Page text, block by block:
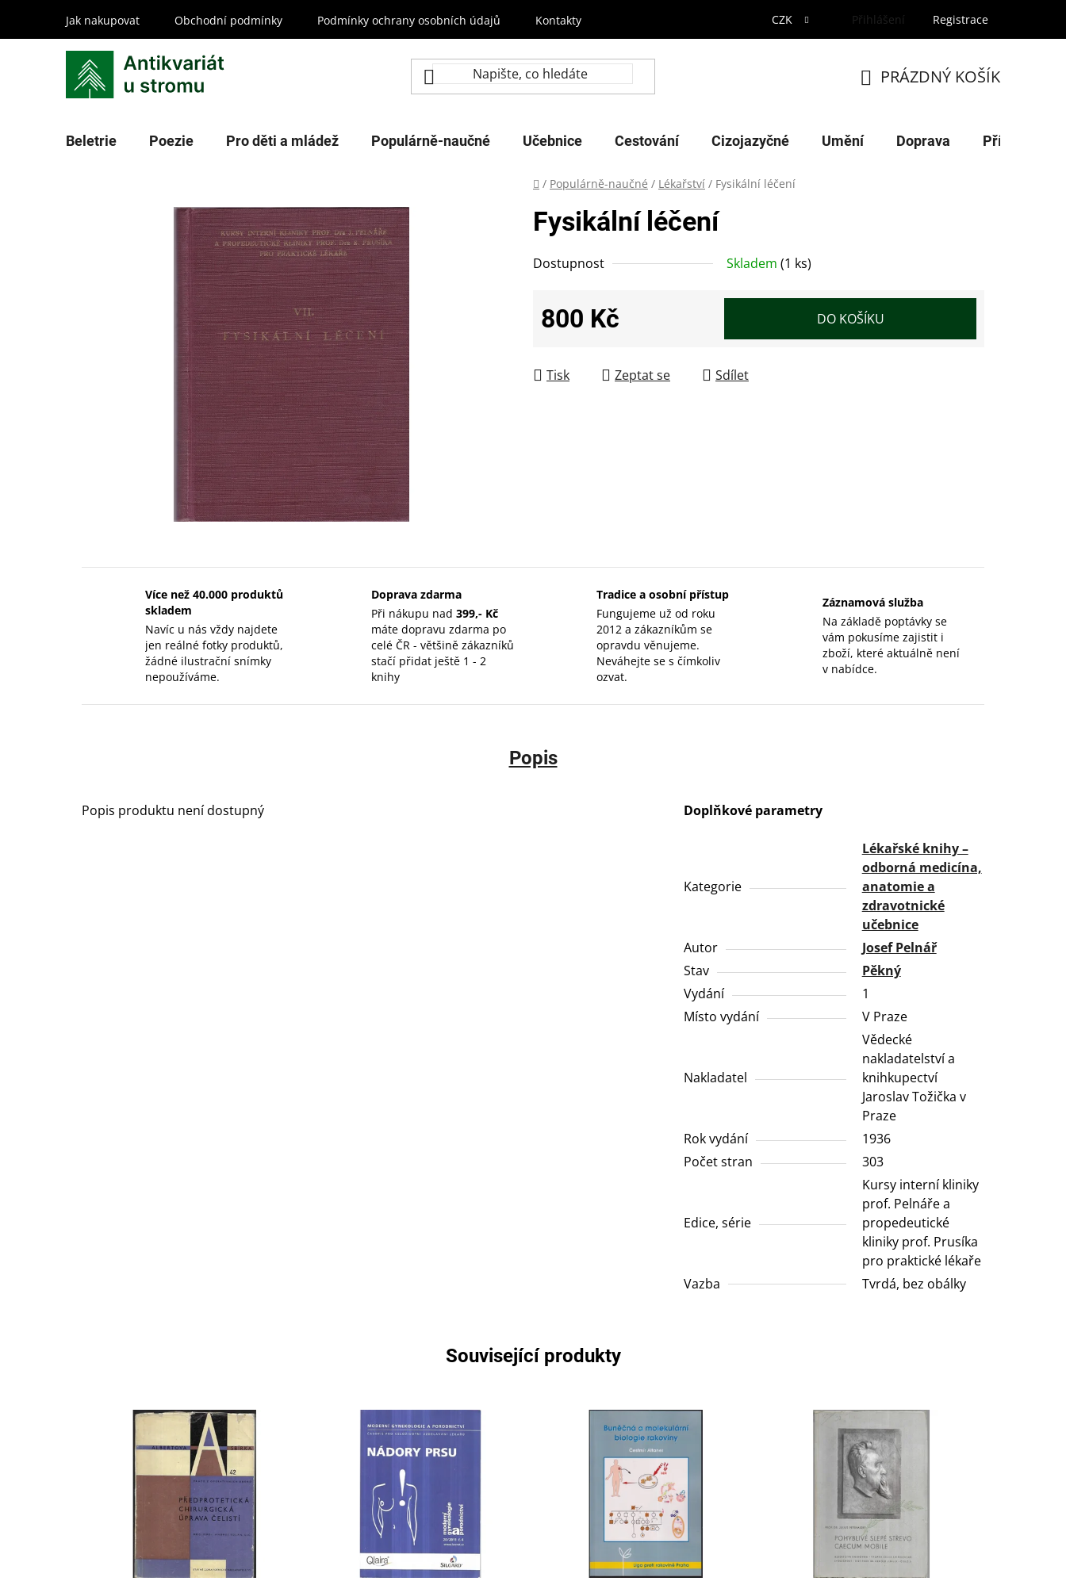
obsah
Jak nakupovat Obchodní podmínky Podmínky ochrany osobních údajů Kontakty CZK Přihlášení Registrace
KOŠÍK
PRÁZDNÝ KOŠÍK
Beletrie Poezie Pro děti a mládež Populárně-naučné Učebnice Cestování Cizojazyčné Umění Doprava Příroda
Domů
/ Populárně-naučné / Lékařství / Fysikální léčení
Fysikální léčení
Dostupnost Skladem (1 ks)
800 Kč DO KOŠÍKU
Tisk Zeptat se Sdílet
Více než 40.000 produktů
skladem
Navíc u nás vždy najdete
jen reálné fotky produktů,
žádné ilustrační snímky
nepoužíváme.
Doprava zdarma
Při nákupu nad 399,- Kč
máte dopravu zdarma po
celé ČR - většině zákazníků
stačí přidat ještě 1 - 2
knihy
Tradice a osobní přístup
Fungujeme už od roku
2012 a zákazníkům se
opravdu věnujeme.
Neváhejte se s čímkoliv
ozvat.
Záznamová služba
Na základě poptávky se
vám pokusíme zajistit i
zboží, které aktuálně není
v nabídce.
Popis
Popis produktu není dostupný Doplňkové parametry
Kategorie
Lékařské knihy –
odborná medicína,
anatomie a
zdravotnické
učebnice
Autor
Josef Pelnář
Stav
Pěkný
Vydání
1
Místo vydání
V Praze
Nakladatel
Vědecké
nakladatelství a
knihkupectví
Jaroslav Tožička v
Praze
Rok vydání
1936
Počet stran
303
Edice, série
Kursy interní kliniky
prof. Pelnáře a
propedeutické
kliniky prof. Prusíka
pro praktické lékaře
Vazba
Tvrdá, bez obálky
Související produkty